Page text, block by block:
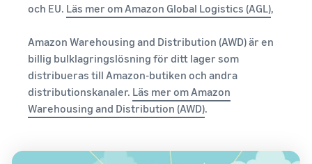
och EU. Läs mer om Amazon Global Logistics (AGL),
Amazon Warehousing and Distribution (AWD) är en
billig bulklagringslösning för ditt lager som
distribueras till Amazon-butiken och andra
distributionskanaler. Läs mer om Amazon
Warehousing and Distribution (AWD).